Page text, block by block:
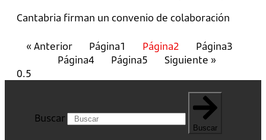
Cantabria firman un convenio de colaboración
« Anterior Página1 Página2 Página3
Página4 Página5 Siguiente »
Buscar
Buscar